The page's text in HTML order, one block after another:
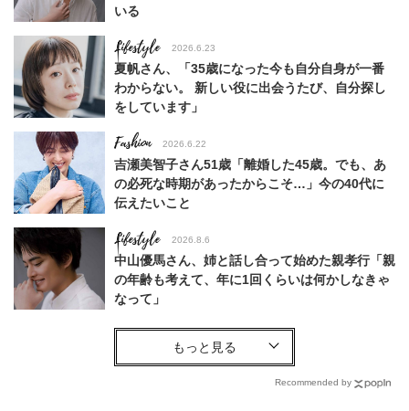
いる
Lifestyle 2026.6.23
夏帆さん、「35歳になった今も自分自身が一番
わからない。 新しい役に出会うたび、自分探し
をしています」
Fashion 2026.6.22
吉瀬美智子さん51歳「離婚した45歳。でも、あ
の必死な時期があったからこそ…」今の40代に
伝えたいこと
Lifestyle 2026.8.6
中山優馬さん、姉と話し合って始めた親孝行「親
の年齢も考えて、年に1回くらいは何かしなきゃ
なって」
Lifestyle
「お若いですね」は褒め言葉？“若い＝美しい”と
Recommended by